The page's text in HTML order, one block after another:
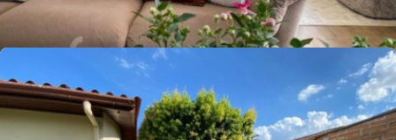
Loft Marketplace
Whatsapp
979520
R$436.000,00
220m²•4quartos•2banheiros•1vaga